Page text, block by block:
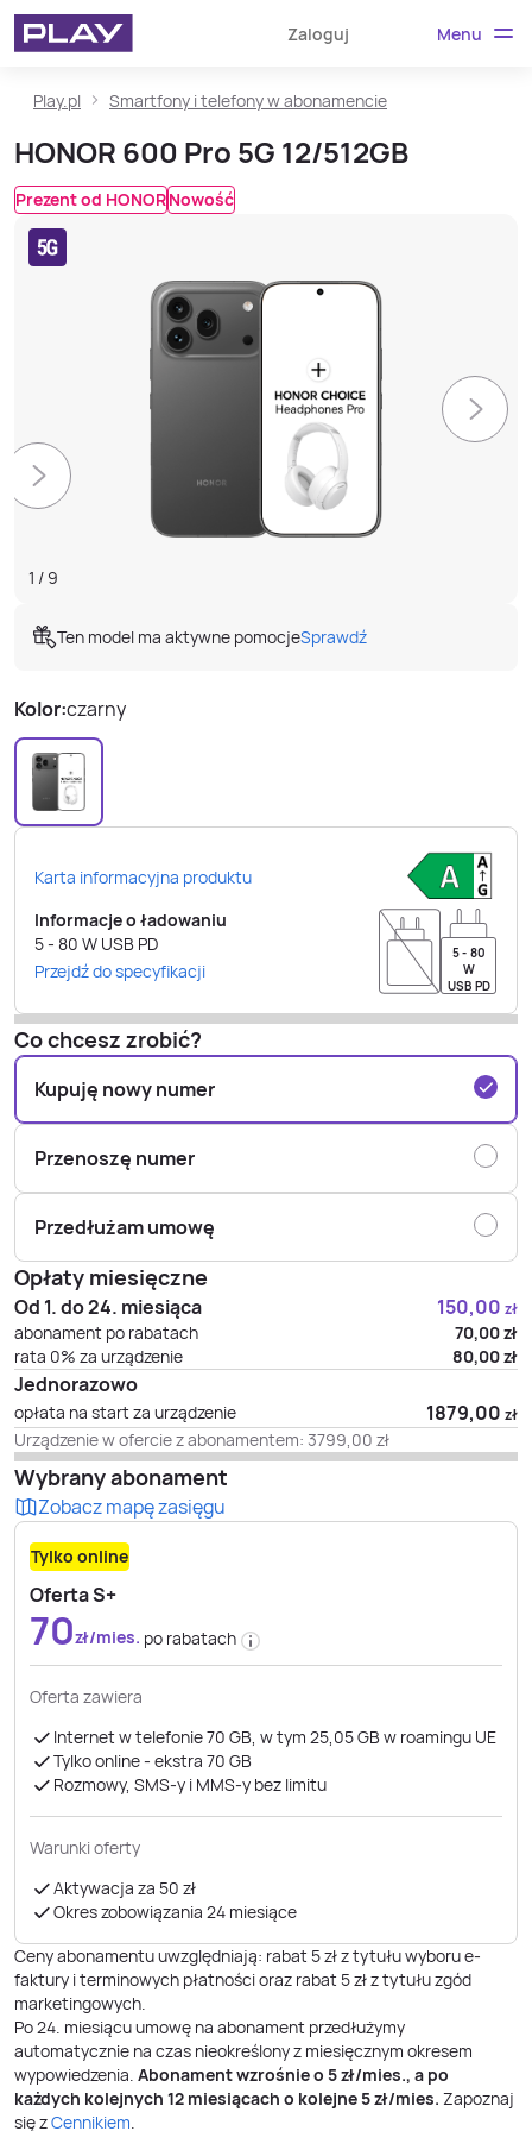
Zaloguj Menu
Play.pl Smartfony i telefony w abonamencie
HONOR 600 Pro 5G 12/512GB
Prezent od HONORNowość
1 / 9
Ten model ma aktywne pomocjeSprawdź
Kolor:czarny
Karta informacyjna produktu
Informacje o ładowaniu
5 - 80 W USB PD
Przejdź do specyfikacji
5 - 80
W
USB PD
Co chcesz zrobić?
Kupuję nowy numer
Przenoszę numer
Przedłużam umowę
Opłaty miesięczne
Od 1. do 24. miesiąca 150,00 zł
abonament po rabatach 70,00zł
rata 0% za urządzenie
80,00zł
Jednorazowo
opłata na start za urządzenie 1879,00 zł
Urządzenie w ofercie z abonamentem: 3799,00 zł
Wybrany abonament
Zobacz mapę zasięgu
Tylko online
Oferta S+
70zł/mies. po rabatach
Oferta zawiera
Internet w telefonie 70 GB, w tym 25,05 GB w roamingu UE
Tylko online - ekstra 70 GB
Rozmowy, SMS-y i MMS-y bez limitu
Warunki oferty
Aktywacja za 50 zł
Okres zobowiązania 24 miesiące
Ceny abonamentu uwzględniają: rabat 5 zł z tytułu wyboru e-
faktury i terminowych płatności oraz rabat 5 zł z tytułu zgód
marketingowych.
Po24. miesiącu umowę na abonament przedłużymy
automatycznie na czas nieokreślony z miesięcznym okresem
wypowiedzenia. Abonament wzrośnie o 5zł/mies., a po
każdych kolejnych 12 miesiącach o kolejne5zł/mies. Zapoznaj
się zCennikiem.